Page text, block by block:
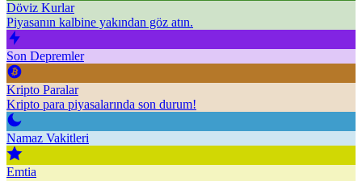
Döviz Kurlar
Piyasanın kalbine yakından göz atın.
Son Depremler
Kripto Paralar
Kripto para piyasalarında son durum!
Namaz Vakitleri
Emtia